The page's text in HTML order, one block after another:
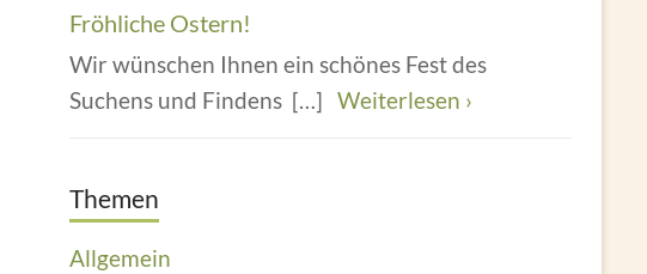
Fröhliche Ostern!
Wir wünschen Ihnen ein schönes Fest des
Suchens und Findens […] Weiterlesen ›
Themen
Allgemein